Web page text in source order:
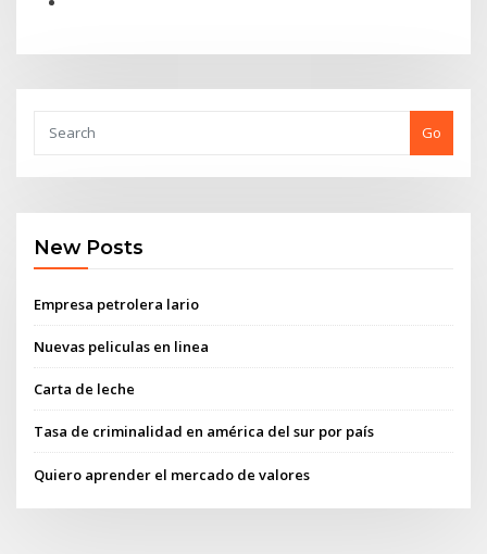
Go
New Posts
Empresa petrolera lario
Nuevas peliculas en linea
Carta de leche
Tasa de criminalidad en américa del sur por país
Quiero aprender el mercado de valores